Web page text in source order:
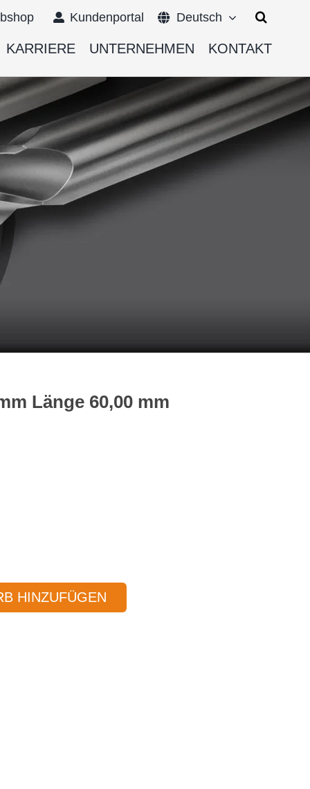
Kundenportal Deutsch
Suche
KARRIERE UNTERNEHMEN KONTAKT
Länge 60,00 mm
HINZUFÜGEN